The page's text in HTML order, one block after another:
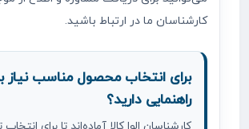
کارشناسان ما در ارتباط باشید.
برای انتخاب محصول مناسب نیاز
راهنمایی دارید؟